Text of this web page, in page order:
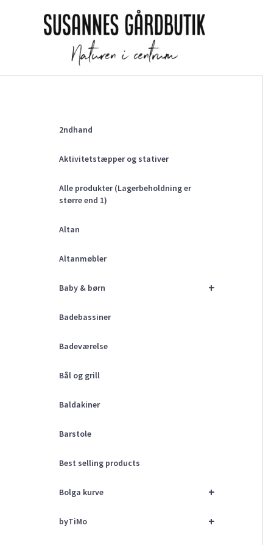
2ndhand
Aktivitetstæpper og stativer
Alle produkter (Lagerbeholdning er
større end 1)
Altan
Altanmøbler
+
Baby & børn
Badebassiner
Badeværelse
Bål og grill
Baldakiner
Barstole
Best selling products
+
Bolga kurve
+
byTiMo